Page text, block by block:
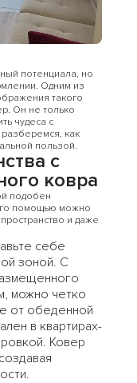
потенциала, но
Одним из
такого
Он не только
чудеса с
как
пользой.
с
ковра
подобен
помощью можно
и даже
себе
зоной. С
можно четко
от обеденной
в квартирах-
Ковер